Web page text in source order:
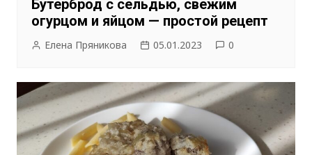
Бутерброд с сельдью, свежим
огурцом и яйцом — простой рецепт
Елена Пряникова 05.01.2023 0